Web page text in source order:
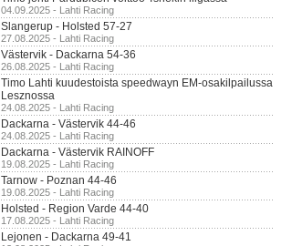
04.09.2025 - Lahti Racing
Slangerup - Holsted 57-27
27.08.2025 - Lahti Racing
Västervik - Dackarna 54-36
26.08.2025 - Lahti Racing
Timo Lahti kuudestoista speedwayn EM-osakilpailussa
Lesznossa
24.08.2025 - Lahti Racing
Dackarna - Västervik 44-46
24.08.2025 - Lahti Racing
Dackarna - Västervik RAINOFF
19.08.2025 - Lahti Racing
Tarnow - Poznan 44-46
19.08.2025 - Lahti Racing
Holsted - Region Varde 44-40
17.08.2025 - Lahti Racing
Lejonen - Dackarna 49-41